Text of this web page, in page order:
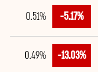
-5.17%
0.51%
-13.03%
0.49%